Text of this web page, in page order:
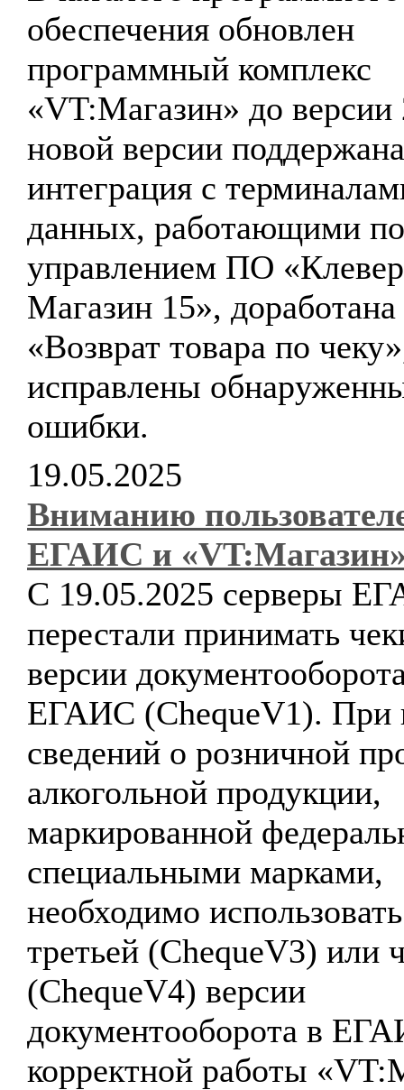
обеспечения обновлен
программный комплекс
«VT:Магазин» до
новой версии поддержана
интеграция с
данных, работающими
управлением ПО
Магазин 15»,
«Возврат товара по
исправлены
ошибки.
19.05.2025
Вниманию
ЕГАИС и
С 19.05.2025 серверы
перестали принимать
версии
ЕГАИС (ChequeV1). При
сведений о розничной
алкогольной продукции,
маркированной
специальными марками,
необходимо
третьей (ChequeV3) или
(ChequeV4) версии
документооборота в
корректной работы